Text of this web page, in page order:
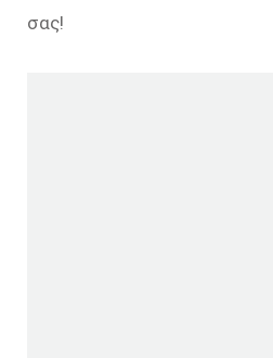
σας!